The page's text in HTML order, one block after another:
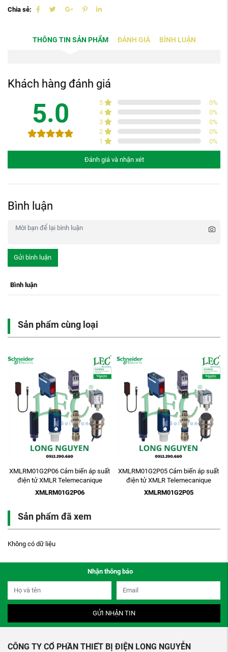
Chia sẻ:
THÔNG TIN SẢN PHẨM ĐÁNH GIÁ BÌNH LUẬN
Khách hàng đánh giá
5.0 5 0%
4
0%
3
0%
2
0%
1
0%
Đánh giá và nhận xét
Bình luận
Gửi bình luận
Bình luận
Sản phẩm cùng loại
XMLRM01G2P06 Cảm biến áp suất
điện tử XMLR Telemecanique
XMLRM01G2P06
XMLRM01G2P05 Cảm biến áp suất
điện tử XMLR Telemecanique
XMLRM01G2P05
Sản phẩm đã xem
Không có dữ liệu
Nhận thông báo
GỬI NHẬN TIN
CÔNG TY CỔ PHẦN THIẾT BỊ ĐIỆN LONG NGUYỄN